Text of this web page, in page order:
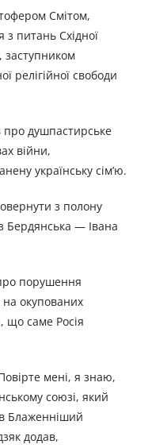
Смітом,
з питань Східної
релігійної свободи
про душпастирське
війни,
українську сім’ю.
з полону
Бердянська — Івана
порушення
на окупованих
що саме Росія
мені, я знаю,
союзі, який
Блаженніший
додав,